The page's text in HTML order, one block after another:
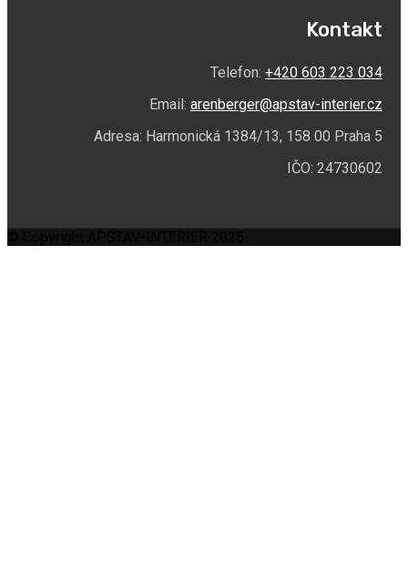
Kontakt
Telefon: +420 603 223 034
Email: arenberger@apstav-interier.cz
Adresa: Harmonická 1384/13, 158 00 Praha 5
IČO: 24730602